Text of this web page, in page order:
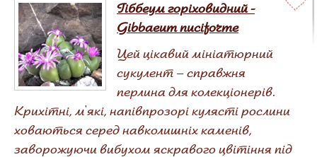
Гіббеум горіховидний -
Gibbaeum nuciforme
Цей цікавий мініатюрний
сукулент – справжня
перлина для колекціонерів.
Крихітні, м'які, напівпрозорі кулясті рослини
ховаються серед навколишніх каменів,
заворожуючи вибухом яскравого цвітіння під